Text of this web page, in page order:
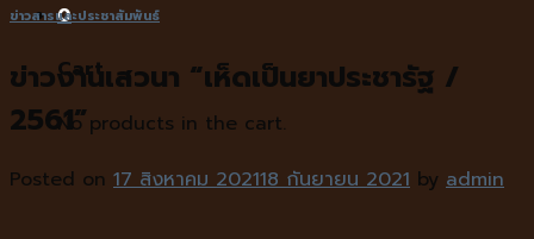
0
Cart
No products in the cart.
ข่าวสารและประชาสัมพันธ์
ข่าวงานเสวนา “เห็ดเป็นยาประชารัฐ /
2561”
Posted on 17 สิงหาคม 202118 กันยายน 2021 by admin